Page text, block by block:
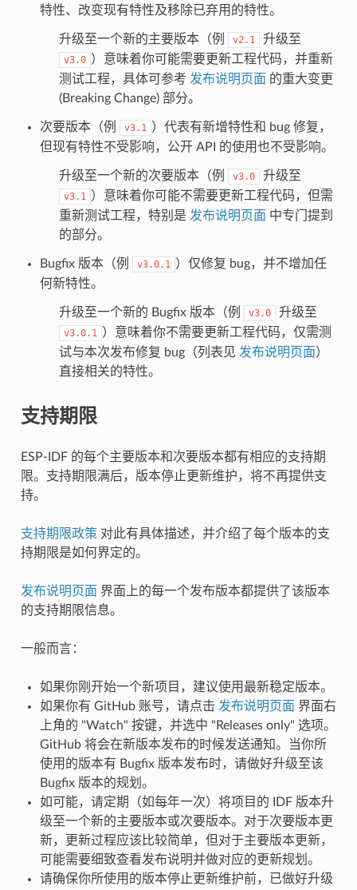
特性、改变现有特性及移除已弃用的特性。
升级至一个新的主要版本（例 v2.1 升级至
v3.0 ）意味着你可能需要更新工程代码，并重新
测试工程，具体可参考 发布说明页面 的重大变更
(Breaking Change) 部分。
次要版本（例 v3.1 ）代表有新增特性和 bug 修复，
但现有特性不受影响，公开 API 的使用也不受影响。
升级至一个新的次要版本（例 v3.0 升级至
v3.1 ）意味着你可能不需要更新工程代码，但需
重新测试工程，特别是 发布说明页面 中专门提到
的部分。
Bugfix 版本（例 v3.0.1 ）仅修复 bug，并不增加任
何新特性。
升级至一个新的 Bugfix 版本（例 v3.0 升级至
v3.0.1 ）意味着你不需要更新工程代码，仅需测
试与本次发布修复 bug（列表见 发布说明页面）
直接相关的特性。
支持期限
ESP-IDF 的每个主要版本和次要版本都有相应的支持期
限。支持期限满后，版本停止更新维护，将不再提供支
持。
支持期限政策 对此有具体描述，并介绍了每个版本的支
持期限是如何界定的。
发布说明页面 界面上的每一个发布版本都提供了该版本
的支持期限信息。
一般而言：
如果你刚开始一个新项目，建议使用最新稳定版本。
如果你有 GitHub 账号，请点击 发布说明页面 界面右
上角的 "Watch" 按键，并选中 "Releases only" 选项。
GitHub 将会在新版本发布的时候发送通知。当你所
使用的版本有 Bugfix 版本发布时，请做好升级至该
Bugfix 版本的规划。
如可能，请定期（如每年一次）将项目的 IDF 版本升
级至一个新的主要版本或次要版本。对于次要版本更
新，更新过程应该比较简单，但对于主要版本更新，
可能需要细致查看发布说明并做对应的更新规划。
请确保你所使用的版本停止更新维护前，已做好升级